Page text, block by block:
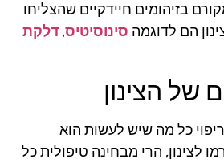
בזיהומים חיידקיים שהצליחו
הם לדוגמה סינוסיטיס, דלקת
הצינון
כל מה שיש לעשות הוא
לצינון, הרי מבחינה טיפולית כל